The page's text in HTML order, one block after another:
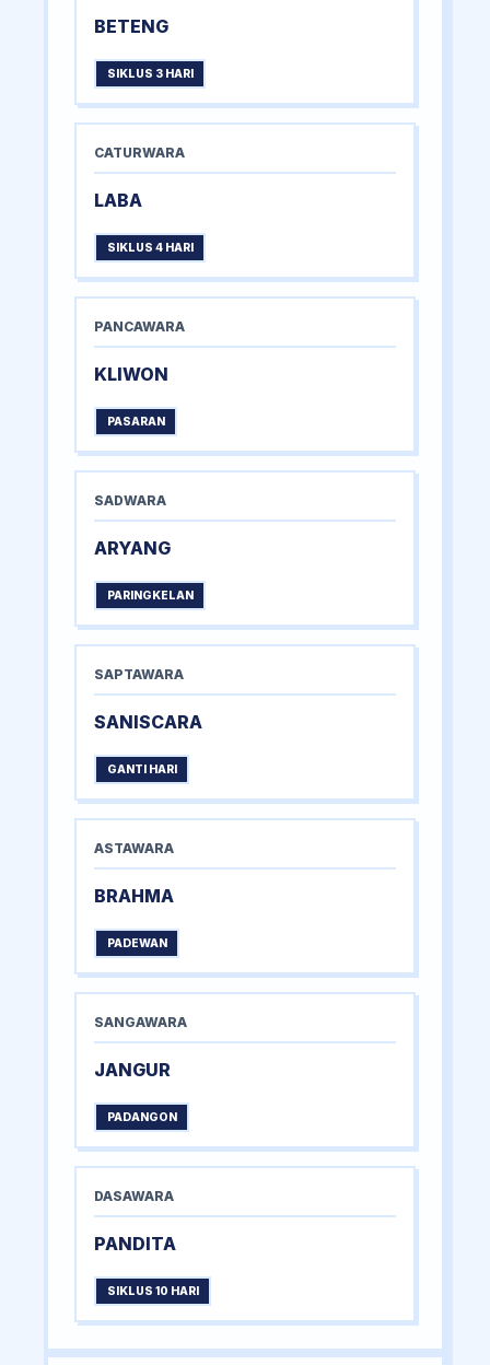
BETENG
SIKLUS 3 HARI
CATURWARA
LABA
SIKLUS 4 HARI
PANCAWARA
KLIWON
PASARAN
SADWARA
ARYANG
PARINGKELAN
SAPTAWARA
SANISCARA
GANTI HARI
ASTAWARA
BRAHMA
PADEWAN
SANGAWARA
JANGUR
PADANGON
DASAWARA
PANDITA
SIKLUS 10 HARI